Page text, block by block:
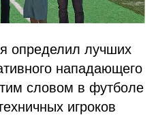
определил лучших
нападающего
словом в футболе
игроков